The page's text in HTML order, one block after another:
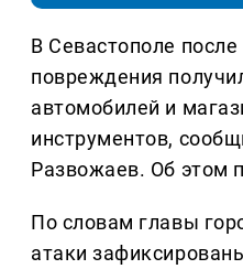
В Севастополе
повреждения
автомобилей и
инструментов,
Развожаев. Об этом
По словам главы
атаки